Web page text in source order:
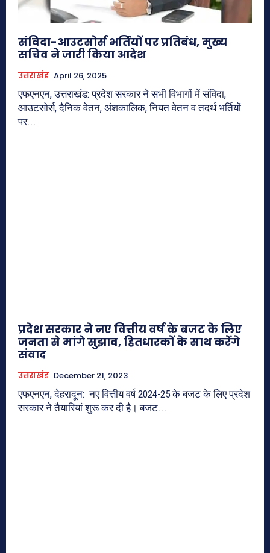
संविदा-आउटसोर्स भर्तियों पर प्रतिबंध, मुख्य
सचिव ने जारी किया आदेश
उत्तराखंड April 26, 2025
एफएनएन, उत्तराखंड: प्रदेश सरकार ने सभी विभागों में संविदा,
आउटसोर्स, दैनिक वेतन, अंशकालिक, नियत वेतन व तदर्थ भर्तियों
पर...
प्रदेश सरकार ने नए वित्तीय वर्ष के बजट के लिए
जनता से मांगे सुझाव, हितधारकों के साथ करेंगे
संवाद
उत्तराखंड December 21, 2023
एफएनएन, देहरादून: नए वित्तीय वर्ष 2024-25 के बजट के लिए प्रदेश
सरकार ने तैयारियां शुरू कर दी है। बजट...